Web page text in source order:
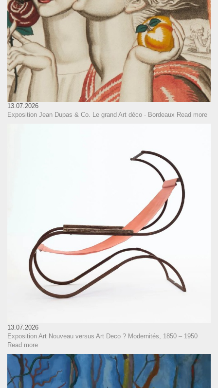
13.07.2026
Exposition Jean Dupas & Co. Le grand Art déco - Bordeaux Read more
13.07.2026
Exposition Art Nouveau versus Art Deco ? Modernités, 1850 – 1950
Read more